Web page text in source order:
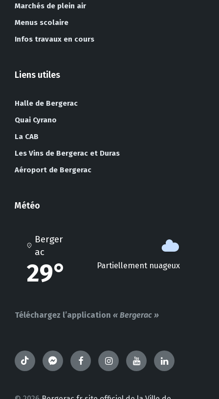
Marchés de plein air
Menus scolaire
Infos travaux en cours
Liens utiles
Halle de Bergerac
Quai Cyrano
La CAB
Les Vins de Bergerac et Duras
Aéroport de Bergerac
Météo
Berger
ac
29° Partiellement nuageux
Téléchargez l’application « Bergerac »
TikTok MessengerFacebookInstagramYouTubeLinkedIn